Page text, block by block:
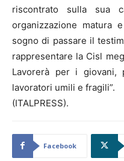
riscontrato sulla sua
organizzazione matura
sogno di passare il
rappresentare la Cisl
Lavorerà per i
lavoratori umili e fragili”.
(ITALPRESS).
Facebook